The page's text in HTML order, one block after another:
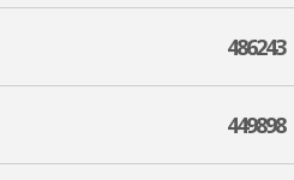
486243
449898